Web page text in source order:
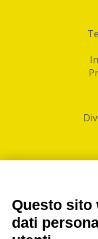
Questo sito
dati